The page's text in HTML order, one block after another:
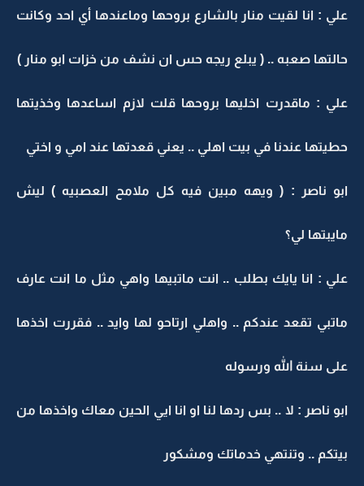
علي : انا لقيت منار بالشارع بروحها وماعندها أي احد وكانت
حالتها صعبه .. ( يبلع ريجه حس ان نشف من خزات ابو منار )
علي : ماقدرت اخليها بروحها قلت لازم اساعدها وخذيتها
حطيتها عندنا في بيت اهلي .. يعني قعدتها عند امي و اختي
ابو ناصر : ( ويهه مبين فيه كل ملامح العصبيه ) ليش
مايبتها لي؟
علي : انا يايك بطلب .. انت ماتبيها واهي مثل ما انت عارف
ماتبي تقعد عندكم .. واهلي ارتاحو لها وايد .. فقررت اخذها
على سنة الله ورسوله
ابو ناصر : لا .. بس ردها لنا او انا ايي الحين معاك واخذها من
بيتكم .. وتنتهي خدماتك ومشكور